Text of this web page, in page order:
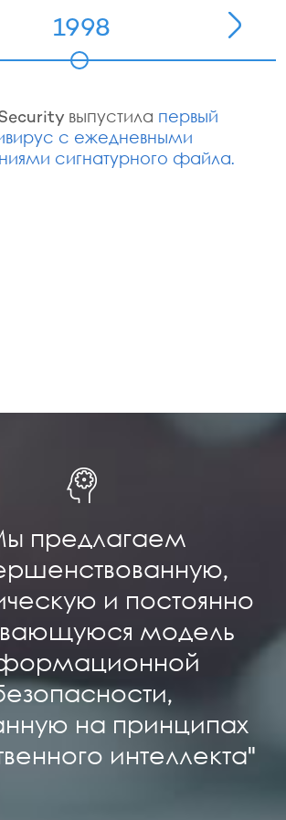
1998
выпустила первый
с ежедневными
сигнатурного файла.
предлагаем
и постоянно
модель
на принципах
интеллекта"